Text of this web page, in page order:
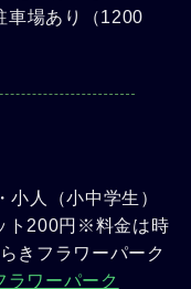
車場あり（1200
人（小中学生）
ト200円※料金は時
きフラワーパーク
ラワーパーク